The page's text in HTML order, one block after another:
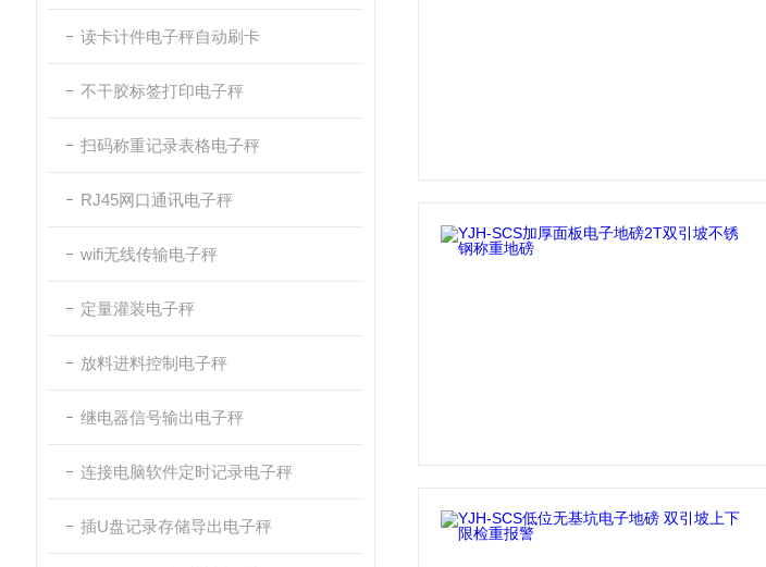
读卡计件电子秤自动刷卡
不干胶标签打印电子秤
扫码称重记录表格电子秤
RJ45网口通讯电子秤
wifi无线传输电子秤
定量灌装电子秤
放料进料控制电子秤
继电器信号输出电子秤
连接电脑软件定时记录电子秤
插U盘记录存储导出电子秤